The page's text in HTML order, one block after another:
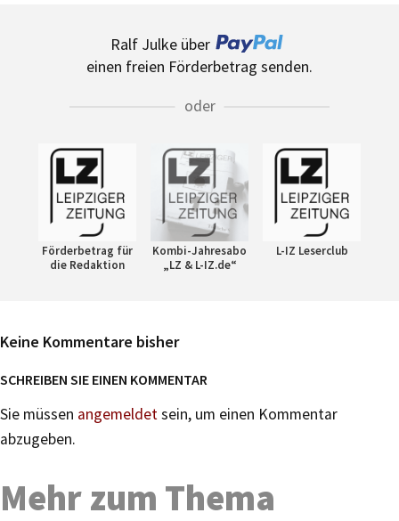
Ralf Julke über
einen freien Förderbetrag senden.
oder
Förderbetrag für
die Redaktion
Kombi-Jahresabo
„LZ & L-IZ.de“
L-IZ Leserclub
Keine Kommentare bisher
SCHREIBEN SIE EINEN KOMMENTAR
Sie müssen angemeldetsein, um einen Kommentar
abzugeben.
Mehr zum Thema